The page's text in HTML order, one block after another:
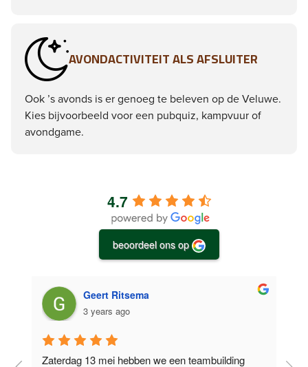
AVONDACTIVITEIT ALS AFSLUITER
Ook ’s avonds is er genoeg te beleven op de Veluwe.
Kies bijvoorbeeld voor een pubquiz, kampvuur of
avondgame.
4.7
beoordeel ons op
Geert Ritsema
3 years ago
Zaterdag 13 mei hebben we een teambuilding